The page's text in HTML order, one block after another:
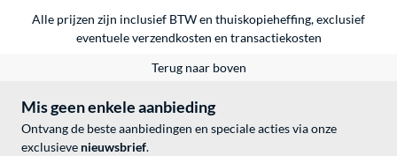
Alle prijzen zijn inclusief BTW en thuiskopieheffing, exclusief
eventueleverzendkosten en transactiekosten
Terug naar boven
Mis geen enkele aanbieding
Ontvang de beste aanbiedingen en speciale acties via onze
exclusieve nieuwsbrief.